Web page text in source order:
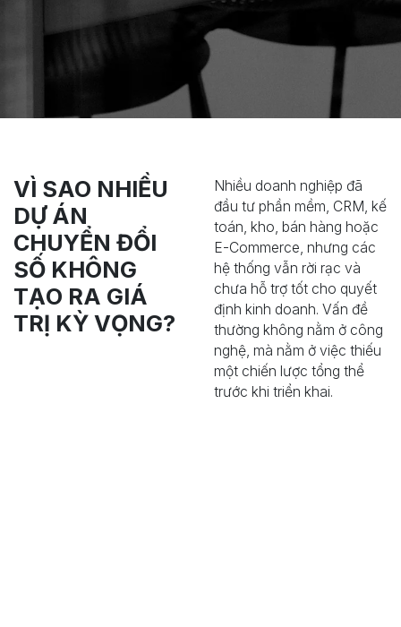
VÌ SAO NHIỀU
DỰ ÁN
CHUYỂN ĐỔI
SỐ KHÔNG
TẠO RA GIÁ
TRỊ KỲ VỌNG?
Nhiều doanh nghiệp đã
đầu tư phần mềm, CRM, kế
toán, kho, bán hàng hoặc
E-Commerce, nhưng các
hệ thống vẫn rời rạc và
chưa hỗ trợ tốt cho quyết
định kinh doanh. Vấn đề
thường không nằm ở công
nghệ, mà nằm ở việc thiếu
một chiến lược tổng thể
trước khi triển khai.